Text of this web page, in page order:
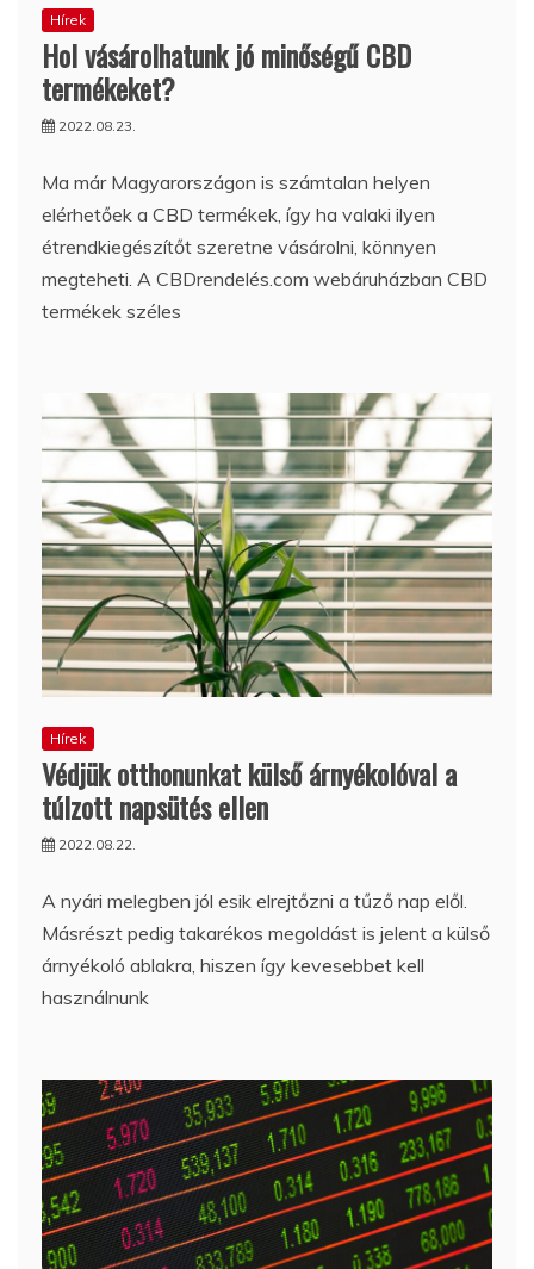
Hírek
Hol vásárolhatunk jó minőségű CBD
termékeket?
2022.08.23.
Ma már Magyarországon is számtalan helyen
elérhetőek a CBD termékek, így ha valaki ilyen
étrendkiegészítőt szeretne vásárolni, könnyen
megteheti. A CBDrendelés.com webáruházban CBD
termékek széles
Hírek
Védjük otthonunkat külső árnyékolóval a
túlzott napsütés ellen
2022.08.22.
A nyári melegben jól esik elrejtőzni a tűző nap elől.
Másrészt pedig takarékos megoldást is jelent a külső
árnyékoló ablakra, hiszen így kevesebbet kell
használnunk